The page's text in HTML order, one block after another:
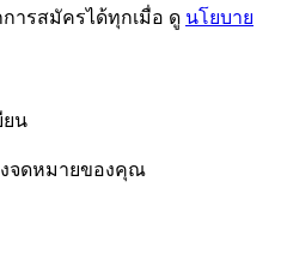
การสมัครได้ทุกเมื่อ ดู นโยบาย
ยน
จดหมายของคุณ